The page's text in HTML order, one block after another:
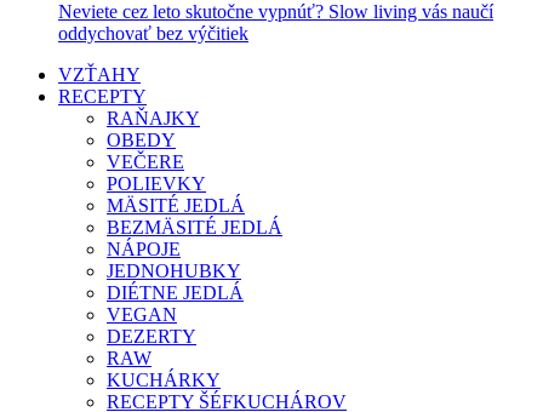
Neviete cez leto skutočne vypnúť? Slow living vás naučí
oddychovať bez výčitiek
VZŤAHY
RECEPTY
RAŇAJKY
OBEDY
VEČERE
POLIEVKY
MÄSITÉ JEDLÁ
BEZMÄSITÉ JEDLÁ
NÁPOJE
JEDNOHUBKY
DIÉTNE JEDLÁ
VEGAN
DEZERTY
RAW
KUCHÁRKY
RECEPTY ŠÉFKUCHÁROV